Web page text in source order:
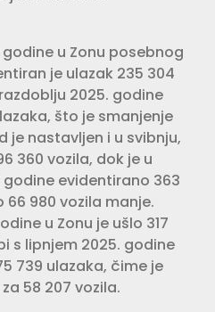
u Zonu posebnog
je ulazak 235 304
2025. godine
što je smanjenje
je nastavljen i u svibnju,
360 vozila, dok je u
evidentirano 363
980 vozila manje.
u Zonu je ušlo 317
s lipnjem 2025. godine
739 ulazaka, čime je
58 207 vozila.